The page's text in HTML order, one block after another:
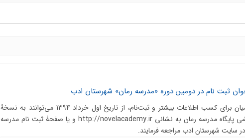
ثبت نام در دومین دوره «مدرسه رمان» شهرستان ادب
متقاضیان برای کسب اطلاعات بیشتر و ثبت‌نام، از تاریخ اول خرداد 1394 می‌توانند به نسخۀ
آزمایشی پایگاه مدرسه رمان به نشانی http://novelacademy.ir و یا صفحۀ ثبت نام مدرسه
سایت شهرستان ادب مراجعه فرمایند.